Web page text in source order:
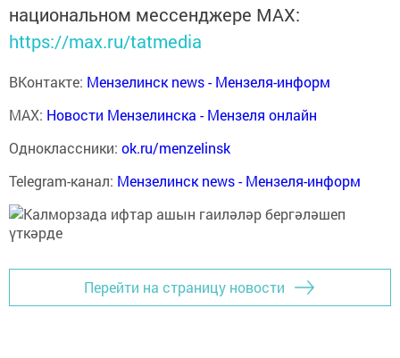
национальном мессенджере MАХ:
https://max.ru/tatmedia
ВКонтакте: Мензелинск news - Мензеля-информ
MAX: Новости Мензелинска - Мензеля онлайн
Одноклассники: ok.ru/menzelinsk
Telegram-канал: Мензелинск news - Мензеля-информ
Перейти на страницу новости